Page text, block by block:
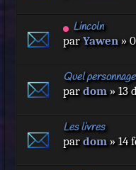
Lincoln
par Yawen»
Quel
par dom» 13
Les livres
par dom» 14